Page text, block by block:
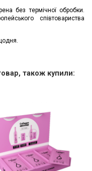
без термічної обробки.
співтовариства
також купили: